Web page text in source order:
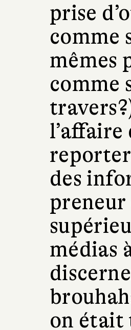
prise
comme
mêmes
comme
l’affaire
des
preneur
médias
on était